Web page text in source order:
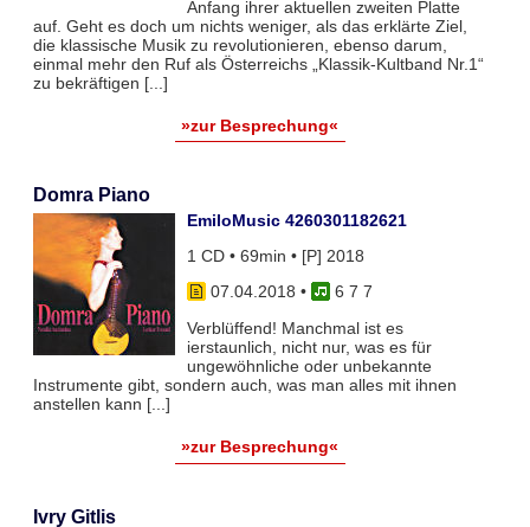
Anfang ihrer aktuellen zweiten Platte
auf. Geht es doch um nichts weniger, als das erklärte Ziel,
die klassische Musik zu revolutionieren, ebenso darum,
einmal mehr den Ruf als Österreichs „Klassik-Kultband Nr.1“
zu bekräftigen [...]
»zur Besprechung«
Domra Piano
EmiloMusic 4260301182621
1 CD • 69min • [P] 2018
07.04.2018 •
6 7 7
Verblüffend! Manchmal ist es
ierstaunlich, nicht nur, was es für
ungewöhnliche oder unbekannte
Instrumente gibt, sondern auch, was man alles mit ihnen
anstellen kann [...]
»zur Besprechung«
Ivry Gitlis